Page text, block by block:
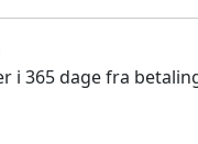
i 365 dage fra